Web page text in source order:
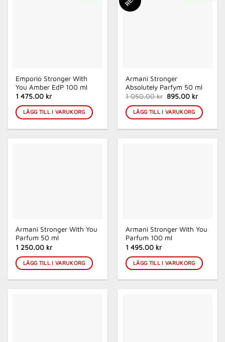
Emporio Stronger With
You Amber EdP 100 ml
1 475.00 kr
LÄGG TILL I VARUKORG
Armani Stronger
Absolutely Parfym 50 ml
1 050.00 kr Det
priset
var:
1
050.00 kr.
895.00 krDet
priset
är:
895.00
LÄGG TILL I VARUKORG
Armani Stronger With You
Parfum 50 ml
1 250.00 kr
LÄGG TILL I VARUKORG
Armani Stronger With You
Parfum 100 ml
1 495.00 kr
LÄGG TILL I VARUKORG